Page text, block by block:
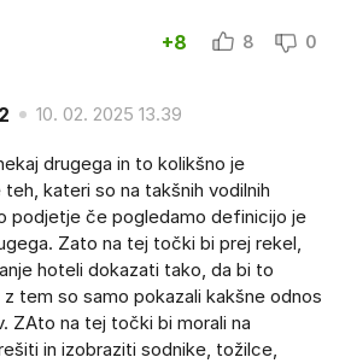
+8 8 0
10. 02. 2025 13.39
drugega in to kolikšno je
kateri so na takšnih vodilnih
podjetje če pogledamo definicijo je
Zato na tej točki bi prej rekel,
hoteli dokazati tako, da bi to
tem so samo pokazali kakšne odnos
ZAto na tej točki bi morali na
in izobraziti sodnike, tožilce,